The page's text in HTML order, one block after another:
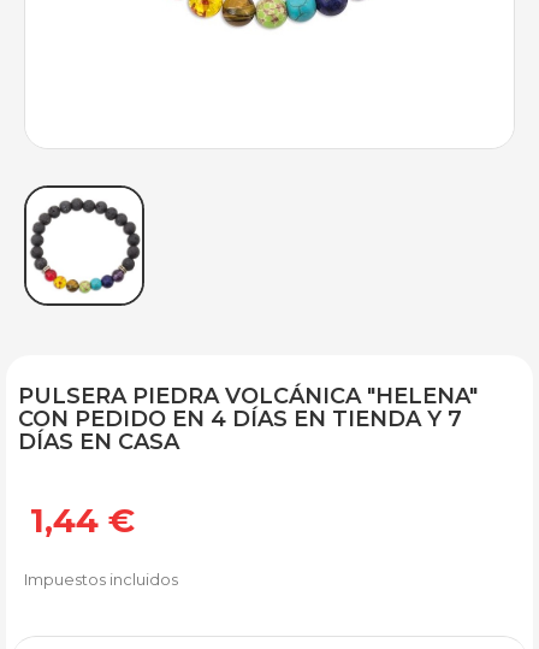
PULSERA PIEDRA VOLCÁNICA "HELENA"
CON PEDIDO EN 4 DÍAS EN TIENDA Y 7
DÍAS EN CASA
1,44 €
Impuestos incluidos